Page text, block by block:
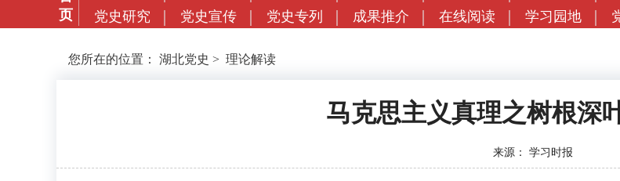
页
党史研究
党史宣传 党史专列 成果推介 在线阅读 学习园地
您所在的位置： 湖北党史 > 理论解读
马克思主义真理之树根深
来源： 学习时报